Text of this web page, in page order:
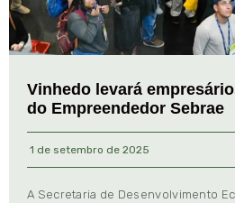
Vinhedo levará
do Empreendedor Sebrae
1 de setembro de 2025
A Secretaria de Desenvolvimento